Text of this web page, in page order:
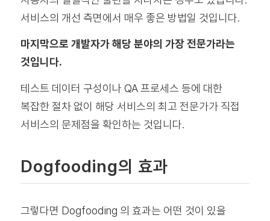
서비스의 개선 측면에서 매우 좋은 방법일 것입니다.
마지막으로 개발자가 해당 분야의 가장 전문가라는
것입니다.
테스트 데이터 구성이나 QA 프로세스 등에 대한
복잡한 절차 없이 해당 서비스의 최고 전문가가 직접
서비스의 문제점을 확인하는 것입니다.
Dogfooding의 효과
그렇다면 Dogfooding 의 효과는 어떤 것이 있을